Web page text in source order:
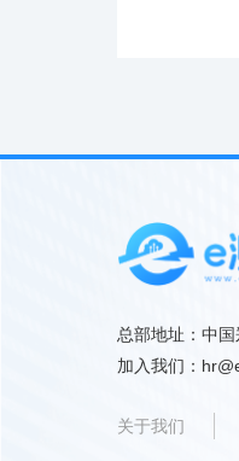
总部地址：中
加入我们：
关于我们